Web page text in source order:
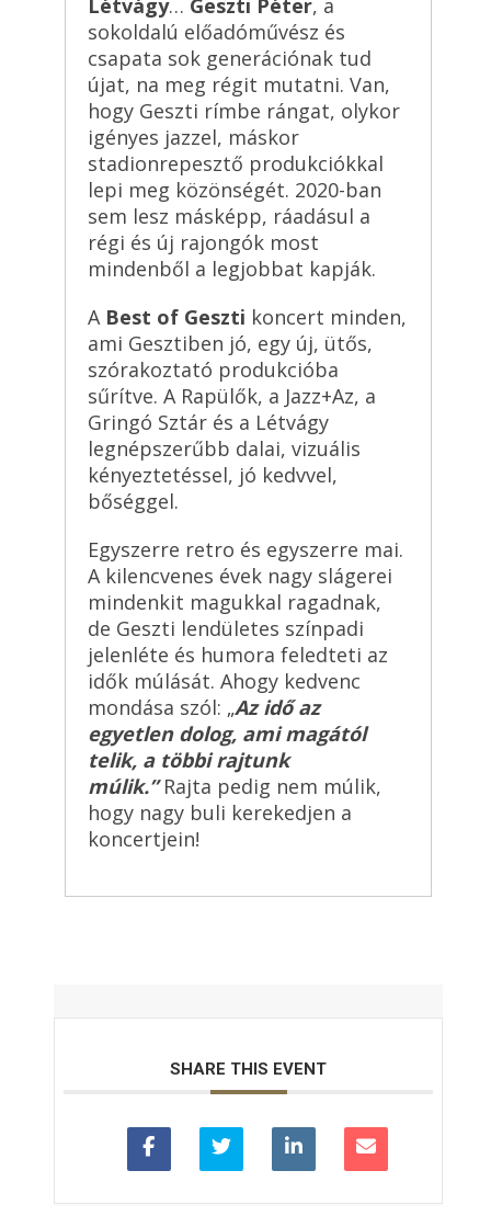
Létvágy… Geszti Péter, a
sokoldalú előadóművész és
csapata sok generációnak tud
újat, na meg régit mutatni. Van,
hogy Geszti rímbe rángat, olykor
igényes jazzel, máskor
stadionrepesztő produkciókkal
lepi meg közönségét. 2020-ban
sem lesz másképp, ráadásul a
régi és új rajongók most
mindenből a legjobbat kapják.
A Best of Geszti koncert minden,
ami Gesztiben jó, egy új, ütős,
szórakoztató produkcióba
sűrítve. A Rapülők, a Jazz+Az, a
Gringó Sztár és a Létvágy
legnépszerűbb dalai, vizuális
kényeztetéssel, jó kedvvel,
bőséggel.
Egyszerre retro és egyszerre mai.
A kilencvenes évek nagy slágerei
mindenkit magukkal ragadnak,
de Geszti lendületes színpadi
jelenléte és humora feledteti az
idők múlását. Ahogy kedvenc
mondása szól: „Az idő az
egyetlen dolog, ami magától
telik, a többi rajtunk
múlik.”Rajta pedig nem múlik,
hogy nagy buli kerekedjen a
koncertjein!
SHARE THIS EVENT